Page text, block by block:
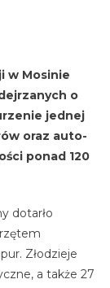
w Mosinie
o
jednej
oraz auto-
ponad 120
dotarło
Złodzieje
a także 27